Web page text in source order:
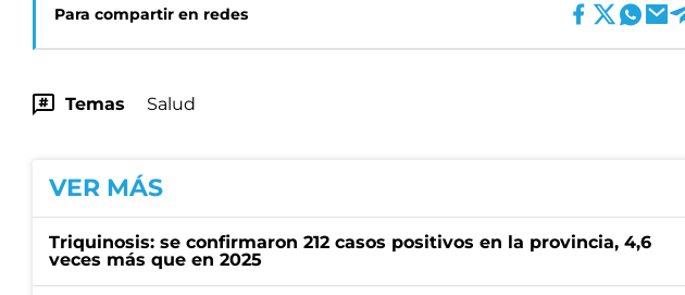
Para compartir en redes
Temas Salud
VER MÁS
Triquinosis: se confirmaron 212 casos positivos en la provincia, 4,6
veces más que en 2025